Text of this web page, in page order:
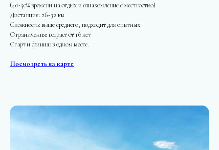
(40-50% времени на отдых и ознакомление с местностью)
Дистанция: 26-32 км
Сложность: выше среднего, подходит для опытных
Ограничения: возраст от 16 лет
Старт и финиш в одном месте.
Посмотреть на карте